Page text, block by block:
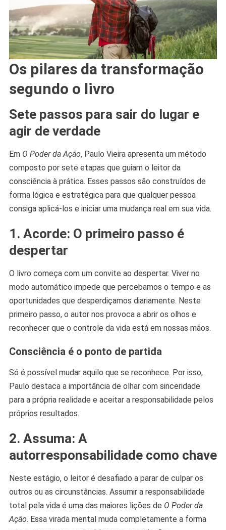
Os pilares da transformação
segundo o livro
Sete passos para sair do lugar e
agir de verdade
Em O Poder da Ação, Paulo Vieira apresenta um método
composto por sete etapas que guiam o leitor da
consciência à prática. Esses passos são construídos de
forma lógica e estratégica para que qualquer pessoa
consiga aplicá-los e iniciar uma mudança real em sua vida.
1. Acorde: O primeiro passo é
despertar
O livro começa com um convite ao despertar. Viver no
modo automático impede que percebamos o tempo e as
oportunidades que desperdiçamos diariamente. Neste
primeiro passo, o autor nos provoca a abrir os olhos e
reconhecer que o controle da vida está em nossas mãos.
Consciência é o ponto de partida
Só é possível mudar aquilo que se reconhece. Por isso,
Paulo destaca a importância de olhar com sinceridade
para a própria realidade e aceitar a responsabilidade pelos
próprios resultados.
2. Assuma: A
autorresponsabilidade como chave
Neste estágio, o leitor é desafiado a parar de culpar os
outros ou as circunstâncias. Assumir a responsabilidade
total pela vida é uma das maiores lições de O Poder da
Ação. Essa virada mental muda completamente a forma